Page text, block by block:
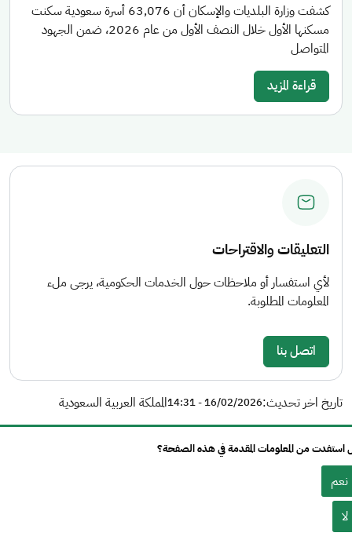
كشفت وزارة البلديات والإسكان أن 63,076 أسرة سعودية سكنت
مسكنها الأول خلال النصف الأول من عام 2026، ضمن الجهود
المتواصل
قراءة المزيد
التعليقات والاقتراحات
لأي استفسار أو ملاحظات حول الخدمات الحكومية، يرجى ملء
المعلومات المطلوبة.
اتصل بنا
تاريخ اخر تحديث:16/02/2026 - 14:31 المملكة العربية السعودية
استفدت من المعلومات المقدمة في هذه الصفحة؟
نعم
لا